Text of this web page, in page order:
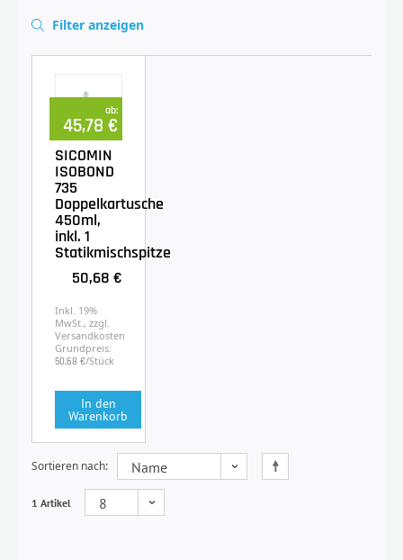
Filter anzeigen
ab:
45,78 €
SICOMIN
ISOBOND
735
Doppelkartusche
450ml,
inkl. 1
Statikmischspitze
50,68 €
Inkl. 19%
MwSt., zzgl.
Versandkosten
Grundpreis:
50,68 €/Stück
In den
Warenkorb
Sortieren nach
1 Artikel